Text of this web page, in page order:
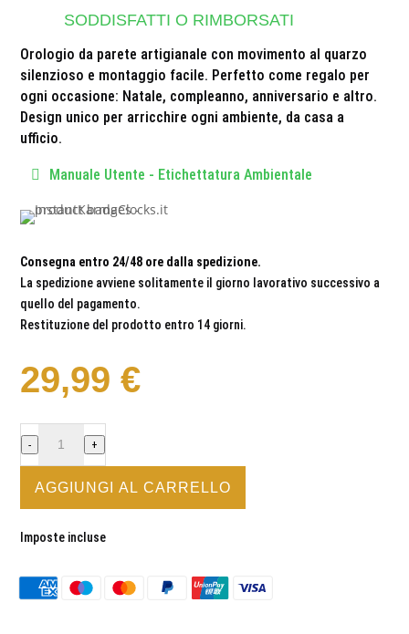
SODDISFATTI O RIMBORSATI
Orologio da parete artigianale con movimento al quarzo
silenzioso e montaggio facile. Perfetto come regalo per
ogni occasione: Natale, compleanno, anniversario e altro.
Design unico per arricchire ogni ambiente, da casa a
ufficio.
Manuale Utente - Etichettatura Ambientale
Consegna entro 24/48 ore dalla spedizione.
La spedizione avviene solitamente il giorno lavorativo successivo a
quello del pagamento.
Restituzione del prodotto entro 14 giorni.
29,99€
PALESTRA
/
OROLOGIO
PARETE
IN
- +
AGGIUNGI AL CARRELLO
Imposte incluse